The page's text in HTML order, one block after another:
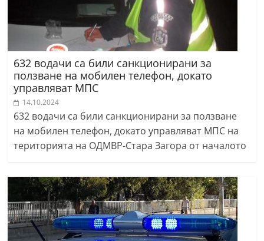
632 водачи са били санкционирани за
ползване на мобилен телефон, докато
управляват МПС
14.10.2024
632 водачи са били санкционирани за ползване
на мобилен телефон, докато управляват МПС на
територията на ОДМВР-Стара Загора от началото